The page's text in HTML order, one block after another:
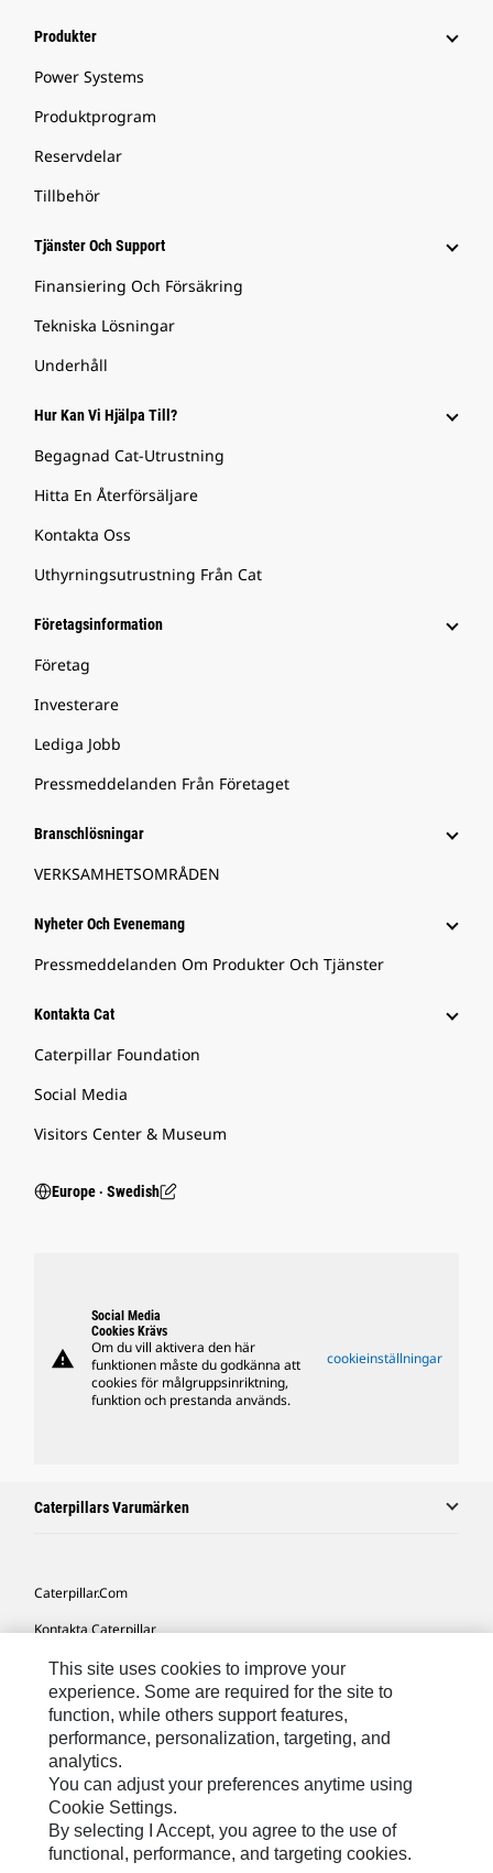
Produkter
Power Systems
Produktprogram
Reservdelar
Tillbehör
Tjänster Och Support
Finansiering Och Försäkring
Tekniska Lösningar
Underhåll
Hur Kan Vi Hjälpa Till?
Begagnad Cat-Utrustning
Hitta En Återförsäljare
Kontakta Oss
Uthyrningsutrustning Från Cat
Företagsinformation
Företag
Investerare
Lediga Jobb
Pressmeddelanden Från Företaget
Branschlösningar
VERKSAMHETSOMRÅDEN
Nyheter Och Evenemang
Pressmeddelanden Om Produkter Och Tjänster
Kontakta Cat
Caterpillar Foundation
Social Media
Visitors Center & Museum
Europe ‧ Swedish
warning
Social Media
Cookies Krävs
Om du vill aktivera den här
funktionen måste du godkänna att
cookies för målgruppsinriktning,
funktion och prestanda används.
cookieinställningar
Caterpillars Varumärken
Caterpillar.com
Kontakta Caterpillar
Mina Marknadsföringspreferenser
Platskarta
Cookie Settings
Juridiskt
Sekretess
This site uses cookies to improve your
experience. Some are required for the site to
function, while others support features,
performance, personalization, targeting, and
analytics.
You can adjust your preferences anytime using
Cookie Settings.
By selecting I Accept, you agree to the use of
functional, performance, and targeting cookies.